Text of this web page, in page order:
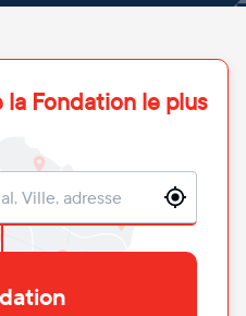
Fondation le plus